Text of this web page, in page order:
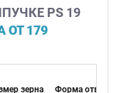
PS 19
ОТ 179
зерна Форма